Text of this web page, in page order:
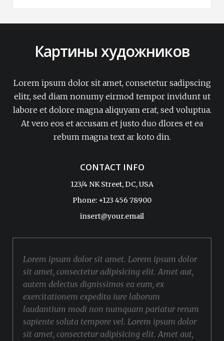
Картины художников
Lorem ipsum dolor sit amet, consetetur sadipscing
elitr, sed diam nonumy eirmod tempor invidunt ut
labore et dolore magna aliquyam erat, sed voluptua.
At vero eos et accusam et justo duo dlores et ea
rebum magna text ar koto din.
CONTACT INFO
123/4 NK Street, DC, USA
Phone: +123 456 78900
insert@your.email
Lorem ipsum dolor sit amet. Lorem ipsum dolor
sit amet, consectetur adipisicing elit. Amet aut,
autem delectus dignissimos ea eum, ex
exercitationem expedita iure laborum
laudantium modi non numquam pariatur rerum
sapiente soluta tempore vel. Lorem ipsum dolor
sit amet, consectetur adipisicing elit. Amet aut,